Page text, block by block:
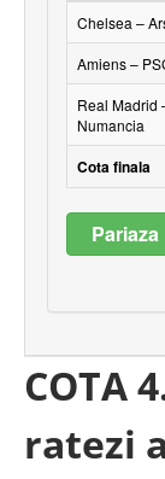
Chelsea –
Amiens –
Real Madrid
Numancia
Cota finala
COTA
ratezi